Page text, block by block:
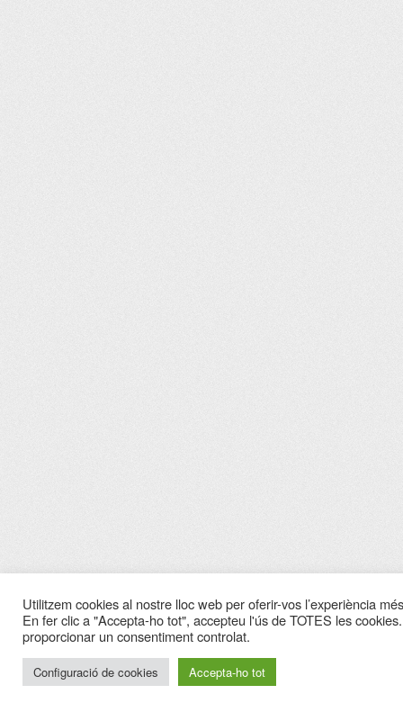
Utilitzem cookies al nostre lloc web per oferir-vos l’experiència
En fer clic a "Accepta-ho tot", accepteu l'ús de TOTES les
proporcionar un consentiment controlat.
Configuració de cookies Accepta-ho tot